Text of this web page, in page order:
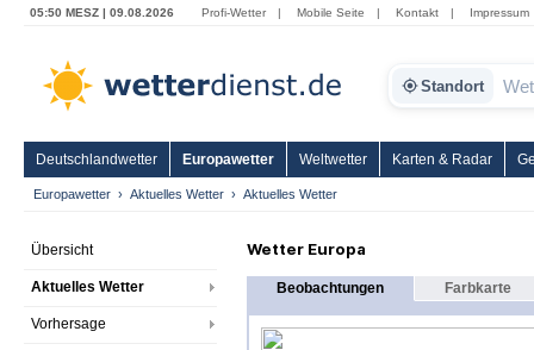
05:50 MESZ | 09.08.2026 Profi-Wetter | Mobile Seite | Kontakt | Impressum
Standort
Deutschlandwetter Europawetter Weltwetter Karten & Radar
Europawetter Aktuelles Wetter Aktuelles Wetter
Übersicht
Aktuelles Wetter
Vorhersage
Wetter Europa
Beobachtungen Farbkarte